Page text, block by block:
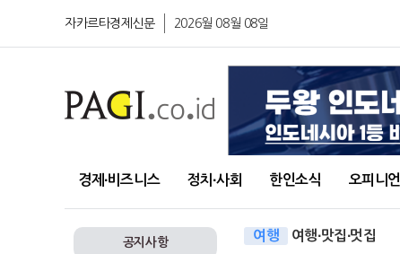
자카르타경제신문 2026월 08월 08일
경제∙비즈니스 정치∙사회 한인소식 오피니언
공지사항 여행 여행∙맛집∙멋집